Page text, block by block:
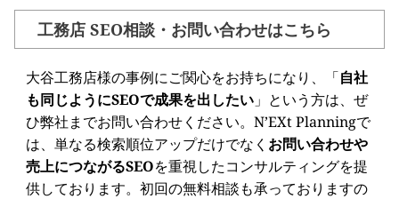
工務店 SEO相談・お問い合わせはこちら
大谷工務店様の事例にご関心をお持ちになり、「自社
も同じようにSEOで成果を出したい 」という方は、ぜ
ひ弊社までお問い合わせください。N’EXt Planningで
は、単なる検索順位アップだけでなく お問い合わせや
売上につながるSEOを重視したコンサルティングを提
供しております。初回の無料相談も承っておりますの